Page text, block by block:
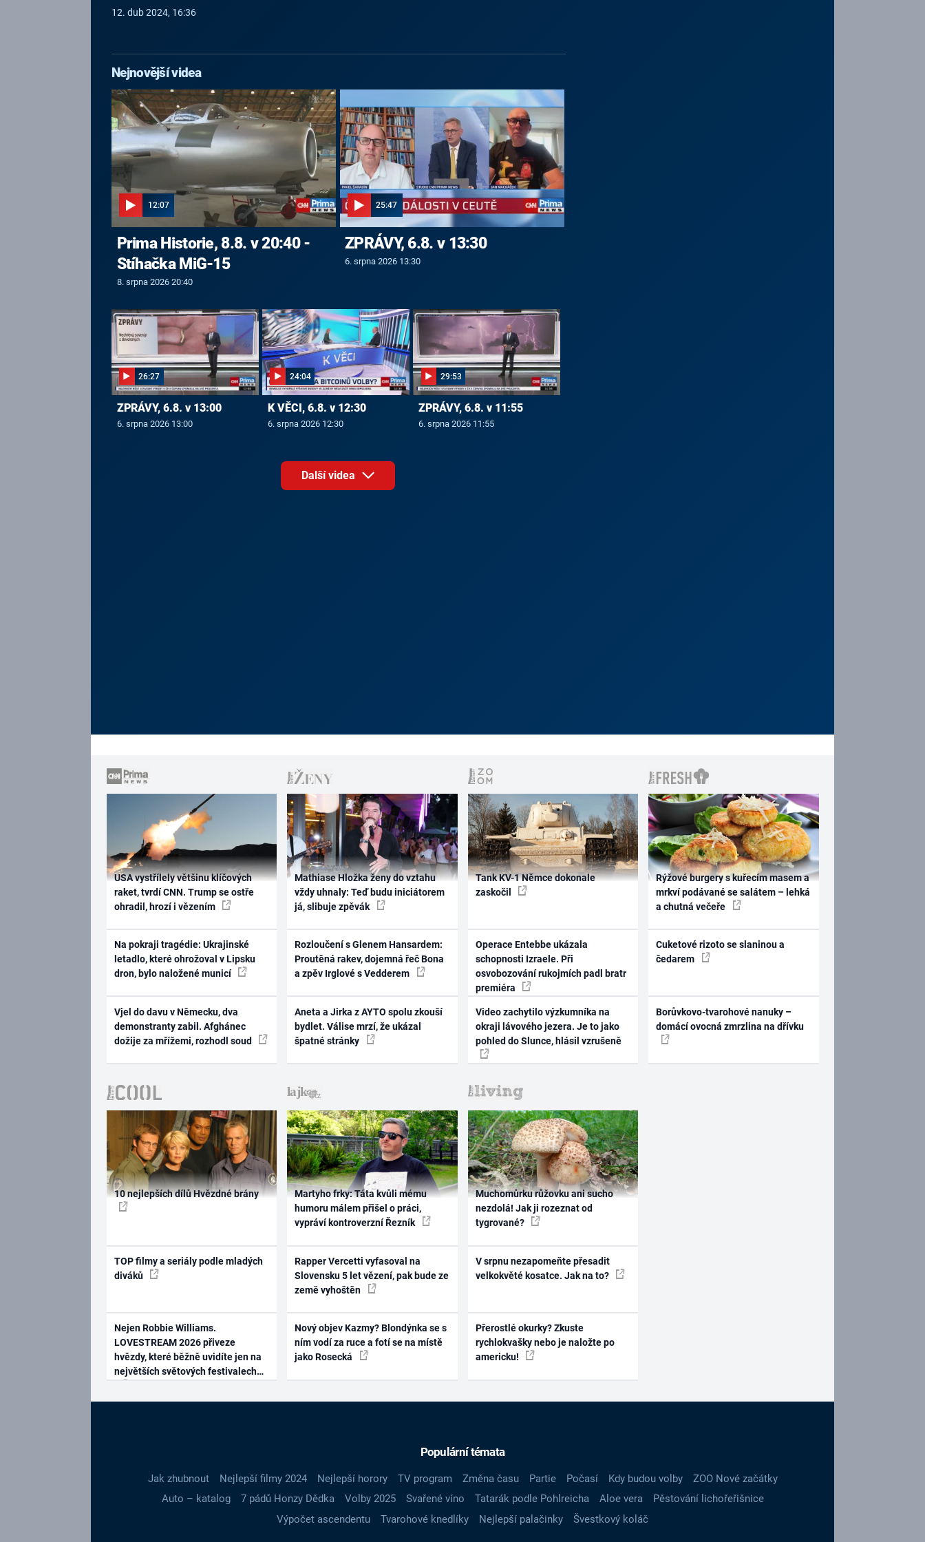
12. dub 2024, 16:36
Nejnovější videa
12:07
Prima Historie, 8.8. v 20:40 -
Stíhačka MiG-15
8. srpna 2026 20:40
25:47
ZPRÁVY, 6.8. v 13:30
6. srpna 2026 13:30
26:27
ZPRÁVY, 6.8. v 13:00
6. srpna 2026 13:00
24:04
K VĚCI, 6.8. v 12:30
6. srpna 2026 12:30
29:53
ZPRÁVY, 6.8. v 11:55
6. srpna 2026 11:55
Další videa
USA vystřílely většinu klíčových
raket, tvrdí CNN. Trump se ostře
ohradil, hrozí i vězením
Na pokraji tragédie: Ukrajinské
letadlo, které ohrožoval v Lipsku
dron, bylo naložené municí
Vjel do davu v Německu, dva
demonstranty zabil. Afghánec
dožije za mřížemi, rozhodl soud
Mathiase Hložka ženy do vztahu
vždy uhnaly: Teď budu iniciátorem
já, slibuje zpěvák
Rozloučení s Glenem Hansardem:
Proutěná rakev, dojemná řeč Bona
a zpěv Irglové s Vedderem
Aneta a Jirka z AYTO spolu zkouší
bydlet. Válise mrzí, že ukázal
špatné stránky
Tank KV-1 Němce dokonale
zaskočil
Operace Entebbe ukázala
schopnosti Izraele. Při
osvobozování rukojmích padl bratr
premiéra
Video zachytilo výzkumníka na
okraji lávového jezera. Je to jako
pohled do Slunce, hlásil vzrušeně
Rýžové burgery s kuřecím masem a
mrkví podávané se salátem – lehká
a chutná večeře
Cuketové rizoto se slaninou a
čedarem
Borůvkovo-tvarohové nanuky –
domácí ovocná zmrzlina na dřívku
10 nejlepších dílů Hvězdné brány
TOP filmy a seriály podle mladých
diváků
Nejen Robbie Williams.
LOVESTREAM 2026 přiveze
hvězdy, které běžně uvidíte jen na
největších světových festivalech
Martyho frky: Táta kvůli mému
humoru málem přišel o práci,
vypráví kontroverzní Řezník
Rapper Vercetti vyfasoval na
Slovensku 5 let vězení, pak bude ze
země vyhoštěn
Nový objev Kazmy? Blondýnka se s
ním vodí za ruce a fotí se na místě
jako Rosecká
Muchomůrku růžovku ani sucho
nezdolá! Jak ji rozeznat od
tygrované?
V srpnu nezapomeňte přesadit
velkokvěté kosatce. Jak na to?
Přerostlé okurky? Zkuste
rychlokvašky nebo je naložte po
americku!
Populární témata
Jak zhubnout Nejlepší filmy 2024 Nejlepší horory TV program Změna času Partie Počasí Kdy budou volby
ZOO Nové začátky
Auto – katalog
7 pádů Honzy Dědka Volby 2025 Svařené víno Tatarák podle Pohlreicha Aloe vera
Pěstování lichořeřišnice
Výpočet ascendentu
Tvarohové knedlíky Nejlepší palačinky Švestkový koláč